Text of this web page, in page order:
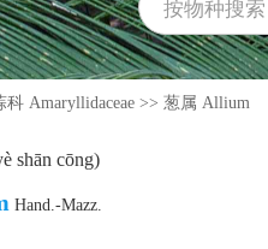
科 Amaryllidaceae >> 葱属 Allium
shān cōng)
Hand.-Mazz.